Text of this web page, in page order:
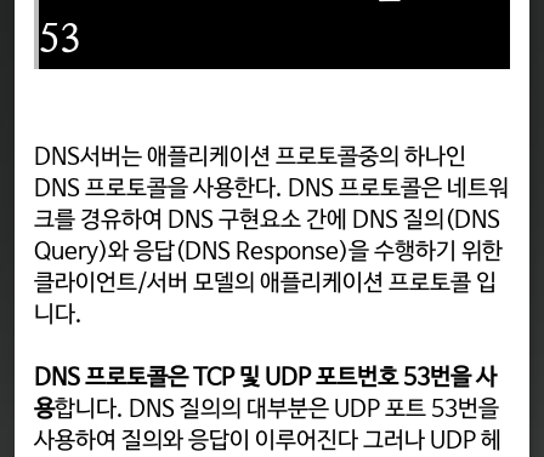
53
DNS서버는 애플리케이션 프로토콜중의 하나인
DNS 프로토콜을 사용한다. DNS 프로토콜은 네트워
크를 경유하여 DNS 구현요소 간에 DNS 질의(DNS
Query)와 응답(DNS Response)을 수행하기 위한
클라이언트/서버 모델의 애플리케이션 프로토콜 입
니다.
DNS 프로토콜은 TCP 및 UDP 포트번호 53번을 사
용합니다. DNS 질의의 대부분은 UDP 포트 53번을
사용하여 질의와 응답이 이루어진다 그러나 UDP 헤